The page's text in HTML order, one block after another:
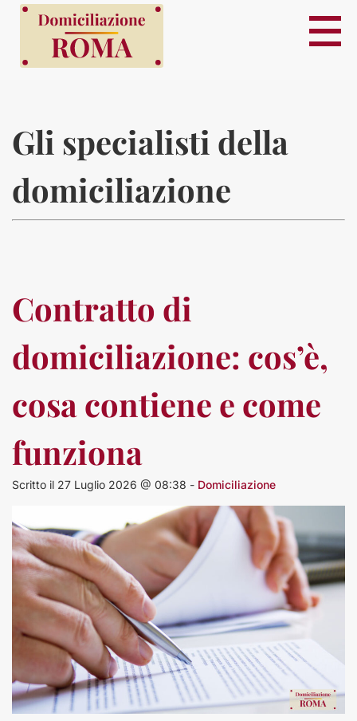
Gli specialisti della
domiciliazione
Contratto di
domiciliazione: cos’è,
cosa contiene e come
funziona
Scritto il 27 Luglio 2026 @ 08:38 - Domiciliazione